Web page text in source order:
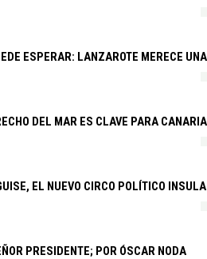
ESPERAR: LANZAROTE MERECE
DEL MAR ES CLAVE PARA
EL NUEVO CIRCO POLÍTICO
PRESIDENTE; POR ÓSCAR NODA